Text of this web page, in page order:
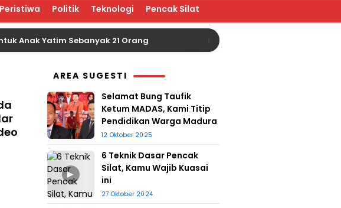
Peristiwa Politik Teknologi Pencak Silat
Yatim Sebanyak 21 Orang Baznas Indragiri Hulu Siap
AREA SUGESTI
Selamat Bung Taufik
Ketum MADAS, Kami Titip
Pendidikan Warga Madura
12 Oktober 2025
▶
6 Teknik Dasar Pencak
Silat, Kamu Wajib Kuasai
ini
27 Oktober 2024